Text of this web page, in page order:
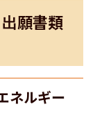
願書類
ネルギー